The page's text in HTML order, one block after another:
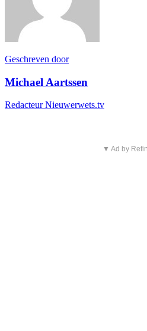
Geschreven door
Michael Aartssen
Redacteur Nieuwerwets.tv
▼ Ad by